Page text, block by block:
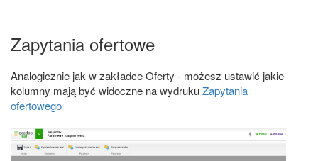
Zapytania ofertowe
Analogicznie jak w zakładce Oferty - możesz ustawić jakie
kolumny mają być widoczne na wydrukuZapytania
ofertowego